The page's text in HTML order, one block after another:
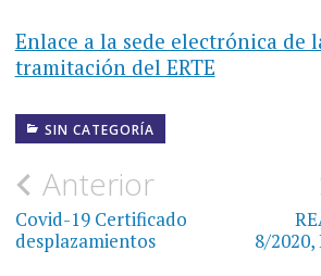
Enlace a la sede electrónica de
tramitación del ERTE
SIN CATEGORÍA
Navegación
de
Anterior
Covid-19 Certificado
desplazamientos
8/2020,